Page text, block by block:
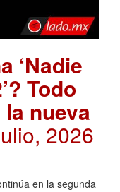
‘Nadie
Todo
nueva
2026
en la segunda